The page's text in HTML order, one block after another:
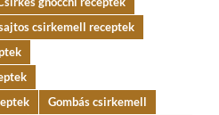
csirkemell receptek
Gombás csirkemell